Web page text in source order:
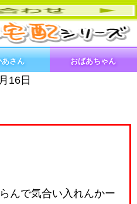
あさん おばあちゃん
16日
んで気合い入れんかー